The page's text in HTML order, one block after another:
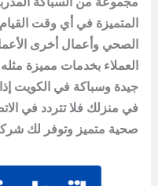
المتميزة في أي وقت
الصحي وأعمال أخرى
العملاء بخدمات مميزة
جيدة وسباكة في الكويت
في منزلك فلا تتردد في
صحية متميز وتوفر لك